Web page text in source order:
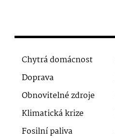
Chytrá domácnost
Doprava
Obnovitelné zdroje
Klimatická krize
Fosilní paliva